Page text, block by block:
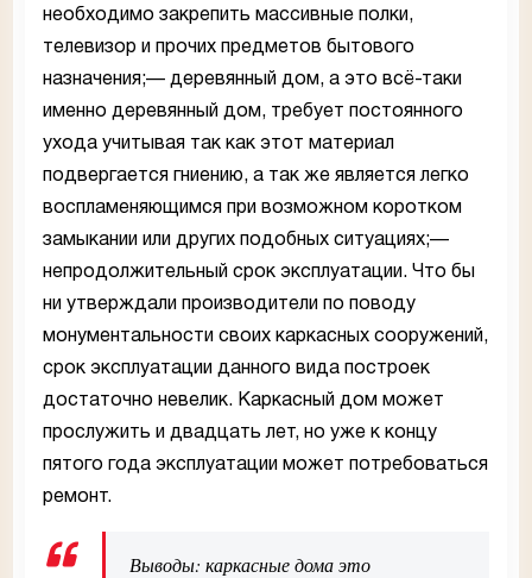
необходимо закрепить массивные полки,
телевизор и прочих предметов бытового
назначения;— деревянный дом, а это всё-таки
именно деревянный дом, требует постоянного
ухода учитывая так как этот материал
подвергается гниению, а так же является легко
воспламеняющимся при возможном коротком
замыкании или других подобных ситуациях;—
непродолжительный срок эксплуатации. Что бы
ни утверждали производители по поводу
монументальности своих каркасных сооружений,
срок эксплуатации данного вида построек
достаточно невелик. Каркасный дом может
прослужить и двадцать лет, но уже к концу
пятого года эксплуатации может потребоваться
ремонт.
Выводы: каркасные дома это